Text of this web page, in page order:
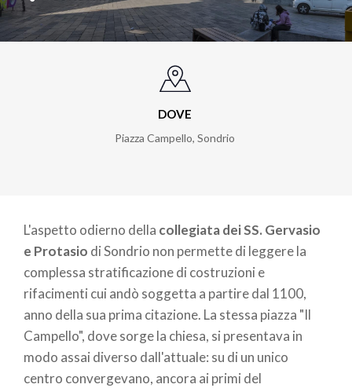
DOVE
Piazza Campello, Sondrio
L'aspetto odierno della collegiata dei SS. Gervasio
e Protasio di Sondrio non permette di leggere la
complessa stratificazione di costruzioni e
rifacimenti cui andò soggetta a partire dal 1100,
anno della sua prima citazione. La stessa piazza "Il
Campello", dove sorge la chiesa, si presentava in
modo assai diverso dall'attuale: su di un unico
centro convergevano, ancora ai primi del